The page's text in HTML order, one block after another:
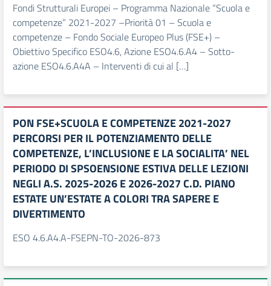
Fondi Strutturali Europei – Programma Nazionale “Scuola e
competenze” 2021-2027 –Priorità 01 – Scuola e
competenze – Fondo Sociale Europeo Plus (FSE+) –
Obiettivo Specifico ESO4.6, Azione ESO4.6.A4 – Sotto-
azione ESO4.6.A4A – Interventi di cui al […]
PON FSE+SCUOLA E COMPETENZE 2021-2027
PERCORSI PER IL POTENZIAMENTO DELLE
COMPETENZE, L’INCLUSIONE E LA SOCIALITA’ NEL
PERIODO DI SPSOENSIONE ESTIVA DELLE LEZIONI
NEGLI A.S. 2025-2026 E 2026-2027 C.D. PIANO
ESTATE UN’ESTATE A COLORI TRA SAPERE E
DIVERTIMENTO
ESO 4.6.A4.A-FSEPN-TO-2026-873